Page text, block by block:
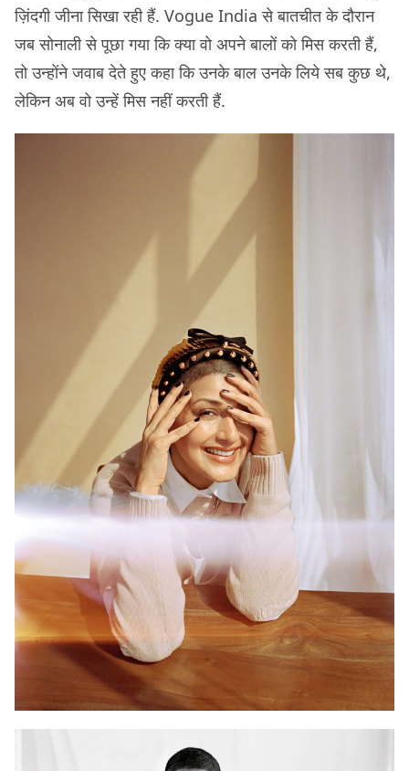
ज़िंदगी जीना सिखा रही हैं. Vogue India से बातचीत के दौरान
जब सोनाली से पूछा गया कि क्या वो अपने बालों को मिस करती हैं,
तो उन्होंने जवाब देते हुए कहा कि उनके बाल उनके लिये सब कुछ थे,
लेकिन अब वो उन्हें मिस नहीं करती हैं.